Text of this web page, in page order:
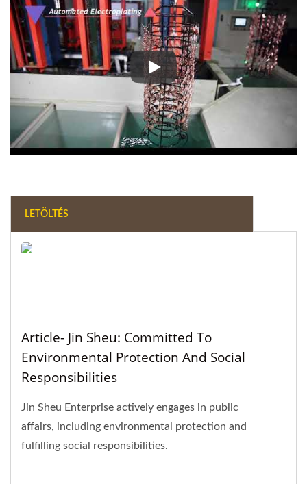
Jin Sheu garantálja a
LETÖLTÉS
Article- Jin Sheu: Committed To
Environmental Protection And Social
Responsibilities
Jin Sheu Enterprise actively engages in public
affairs, including environmental protection and
fulfilling social responsibilities.